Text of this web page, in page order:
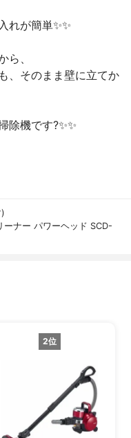
れが簡単✨✨
ら、
、そのまま壁に立てか
除機です?✨✨
ーナー パワーヘッド SCD-
2位